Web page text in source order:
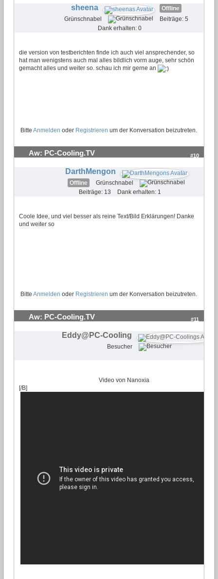
sheena
Offline
Grünschnabel
Beiträge: 5
Dank erhalten: 0
die version von testberichten finde ich auch viel ansprechender, so
hat man wenigstens auch mal alles bildlich vorm auge, sehr schön
gemacht alles und weiter so. schau ich mir gerne an
Bitte Anmelden oder Registrieren um der Konversation beizutreten.
Aw: PC-Cooling.TV #10
DarthMengon
Offline
Grünschnabel
Beiträge: 13
Dank erhalten: 1
Coole Idee, und viel besser als reine Text/Bild Erklärungen! Danke
und weiter so
Bitte Anmelden oder Registrieren um der Konversation beizutreten.
Aw: PC-Cooling.TV #11
Eddy@PC-Cooling
Besucher
Video von Nanoxia
[/B]